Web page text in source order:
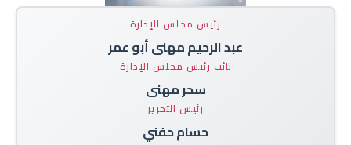
رئيس مجلس الإدارة
عبد الرحيم مهنى أبو عمر
نائب رئيس مجلس الإدارة
سحر مهنى
رئيس التحرير
حسام حفني